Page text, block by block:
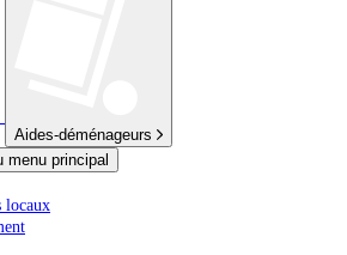
Aides-déménageurs
menu principal
locaux